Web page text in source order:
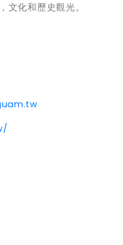
文化和歷史觀光。